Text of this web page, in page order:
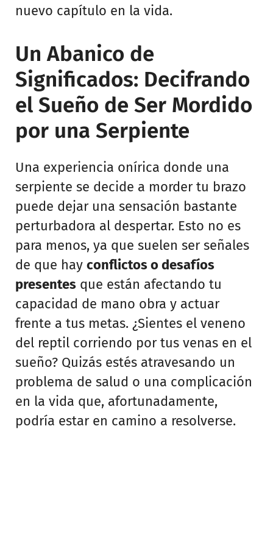
nuevo capítulo en la vida.
Un Abanico de
Significados: Decifrando
el Sueño de Ser Mordido
por una Serpiente
Una experiencia onírica donde una
serpiente se decide a morder tu brazo
puede dejar una sensación bastante
perturbadora al despertar. Esto no es
para menos, ya que suelen ser señales
de que hay conflictos o desafíos
presentes que están afectando tu
capacidad de mano obra y actuar
frente a tus metas. ¿Sientes el veneno
del reptil corriendo por tus venas en el
sueño? Quizás estés atravesando un
problema de salud o una complicación
en la vida que, afortunadamente,
podría estar en camino a resolverse.